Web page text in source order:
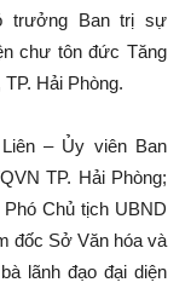
trưởng Ban trị sự
chư tôn đức Tăng
Hải Phòng.
– Ủy viên Ban
TP. Hải Phòng;
Chủ tịch UBND
đốc Sở Văn hóa và
lãnh đạo đại diện